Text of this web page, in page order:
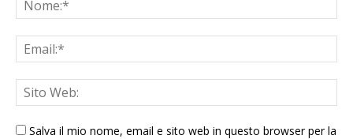
Salva il mio nome, email e sito web in questo browser per la